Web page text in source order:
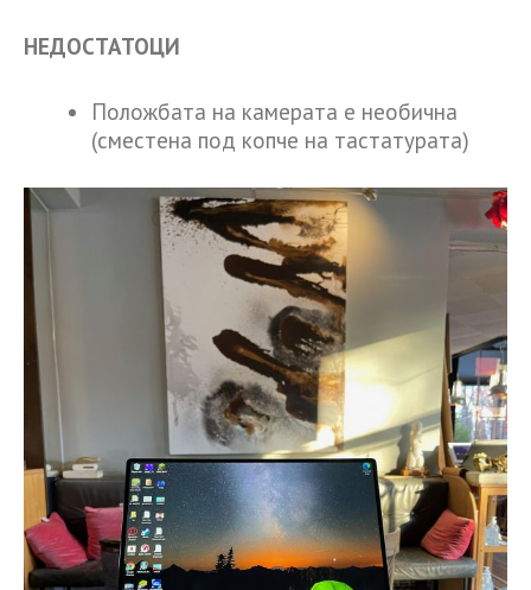
НЕДОСТАТОЦИ
Положбата на камерата е необична
(сместена под копче на тастатурата)